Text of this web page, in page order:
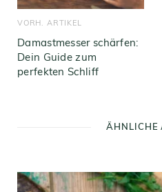
VORH. ARTIKEL
Damastmesser schärfen:
Dein Guide zum
perfekten Schliff
ÄHNLICHE